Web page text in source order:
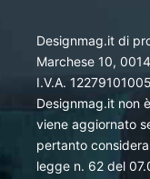
Designmag.it di
Marchese 10,
I.V.A. 12279101005
Designmag.it non
viene aggiornato
pertanto
legge n. 62 del